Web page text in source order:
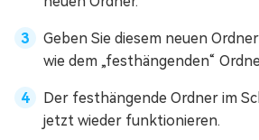
Geben Sie diesem neuen
wie dem „festhängenden“
Der festhängende Ordner im
jetzt wieder funktionieren.